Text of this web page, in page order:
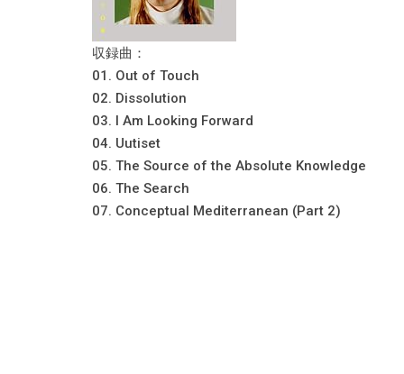
収録曲：
01. Out of Touch
02. Dissolution
03. I Am Looking Forward
04. Uutiset
05. The Source of the Absolute Knowledge
06. The Search
07. Conceptual Mediterranean (Part 2)